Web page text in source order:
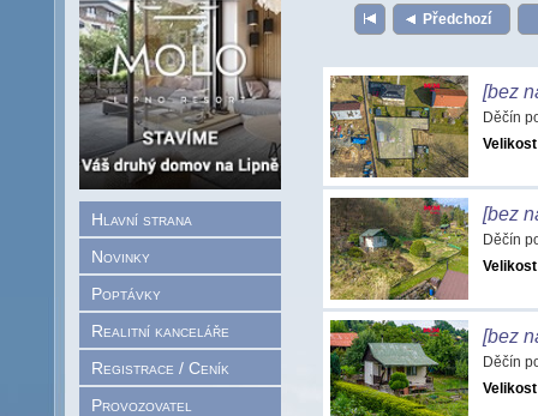
Hlavní strana
Novinky
Poptávky
Realitní kanceláře
Registrace / Ceník
Provozovatel
Předchozí
[bez
Děčín
[bez
Děčín
[bez
Děčín